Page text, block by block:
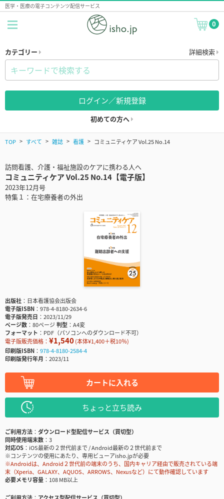
医学・医療の電子コンテンツ配信サービス
0
カテゴリー 詳細検索
ログイン／新規登録
初めての方へ
TOP すべて 雑誌 看護 コミュニティケア Vol.25 No.14
訪問看護、介護・福祉施設のケアに携わる人へ
コミュニティケア Vol.25 No.14【電子版】
2023年12月号
特集１：在宅療養者の外出
出版社
日本看護協会出版会
電子版ISBN
978-4-8180-2634-6
電子版発売日
2023/11/29
ページ数
80ページ判型
A4変
フォーマット
PDF（パソコンへのダウンロード不可）
電子版販売価格： ¥1,540(本体¥1,400＋税10％)
印刷版ISBN
978-4-8180-2584-4
印刷版発行年月
2023/11
カートに入れる
ちょっと立ち読み
ご利用方法
ダウンロード型配信サービス（買切型）
同時使用端末数
3
対応OS
iOS最新の２世代前まで / Android最新の２世代前まで
※コンテンツの使用にあたり、専用ビューアisho.jpが必要
※Androidは、Android２世代前の端末のうち、国内キャリア経由で販売されている端
末（Xperia、GALAXY、AQUOS、ARROWS、Nexusなど）にて動作確認しています
必要メモリ容量
108 MB以上